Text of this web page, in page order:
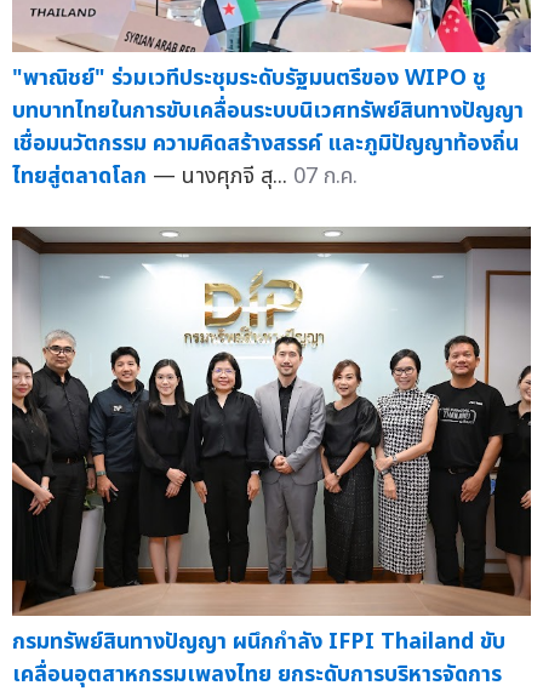
"พาณิชย์" ร่วมเวทีประชุมระดับรัฐมนตรีของ WIPO ชู
บทบาทไทยในการขับเคลื่อนระบบนิเวศทรัพย์สินทางปัญญา
เชื่อมนวัตกรรม ความคิดสร้างสรรค์ และภูมิปัญญาท้องถิ่น
ไทยสู่ตลาดโลก — นางศุภจี สุ... 07 ก.ค.
กรมทรัพย์สินทางปัญญา ผนึกกำลัง IFPI Thailand ขับ
เคลื่อนอุตสาหกรรมเพลงไทย ยกระดับการบริหารจัดการ